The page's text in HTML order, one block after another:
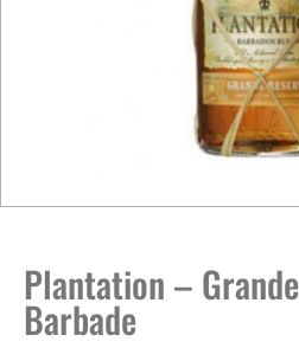
Plantation –
Barbade